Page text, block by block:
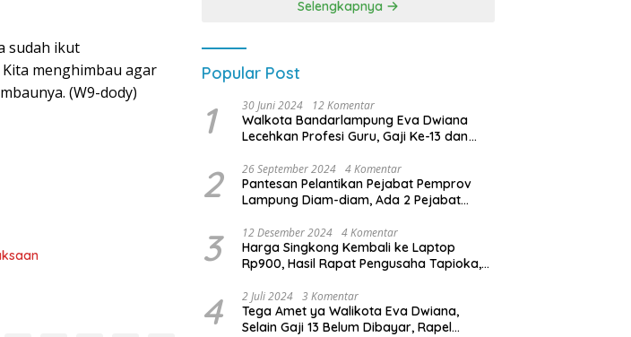
sudah ikut
menghimbau agar
(W9-dody)
Kebangsaan
Selengkapnya
Popular Post
1 30 Juni 2024 12 Komentar
Walkota Bandarlampung Eva Dwiana
Lecehkan Profesi Guru, Gaji Ke-13 dan
2 26 September 2024 4 Komentar
Pantesan Pelantikan Pejabat Pemprov
Lampung Diam-diam, Ada 2 Pejabat
3 12 Desember 2024 4 Komentar
Harga Singkong Kembali ke Laptop
Rp900, Hasil Rapat Pengusaha Tapioka,
Lampung
4 2 Juli 2024 3 Komentar
Tega Amet ya Walikota Eva Dwiana,
Selain Gaji 13 Belum Dibayar, Rapel